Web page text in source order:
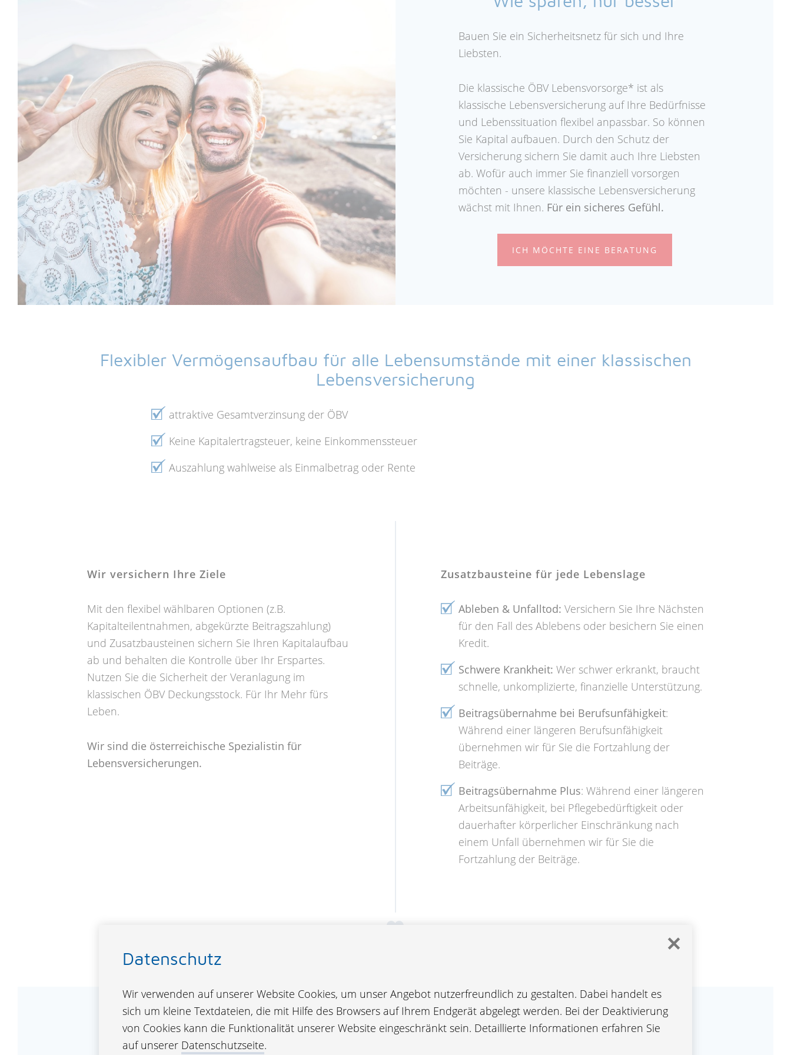
Bauen Sie ein Sicherheitsnetz für sich und Ihre
Liebsten.
Die klassische ÖBV Lebensvorsorge* ist als
klassische Lebensversicherung auf Ihre Bedürfnisse
und Lebenssituation flexibel anpassbar. So können
Sie Kapital aufbauen. Durch den Schutz der
Versicherung sichern Sie damit auch Ihre Liebsten
ab. Wofür auch immer Sie finanziell vorsorgen
möchten - unsere klassische Lebensversicherung
wächst mit Ihnen. Für ein sicheres Gefühl.
ICH MÖCHTE EINE BERATUNG
Flexibler Vermögensaufbau für alle Lebensumstände mit einer klassischen
Lebensversicherung
attraktive Gesamtverzinsung der ÖBV
Keine Kapitalertragsteuer, keine Einkommenssteuer
Auszahlung wahlweise als Einmalbetrag oder Rente
Wir versichern Ihre Ziele
Mit den flexibel wählbaren Optionen (z.B.
Kapitalteilentnahmen, abgekürzte Beitragszahlung)
und Zusatzbausteinen sichern Sie Ihren Kapitalaufbau
ab und behalten die Kontrolle über Ihr Erspartes.
Nutzen Sie die Sicherheit der Veranlagung im
klassischen ÖBV Deckungsstock. Für Ihr Mehr fürs
Leben.
Wir sind die österreichische Spezialistin für
Lebensversicherungen.
Zusatzbausteine für jede Lebenslage
Ableben & Unfalltod: Versichern Sie Ihre Nächsten
für den Fall des Ablebens oder besichern Sie einen
Kredit.
Schwere Krankheit: Wer schwer erkrankt, braucht
schnelle, unkomplizierte, finanzielle Unterstützung.
Beitragsübernahme bei Berufsunfähigkeit:
Während einer längeren Berufsunfähigkeit
übernehmen wir für Sie die Fortzahlung der
Beiträge.
Beitragsübernahme Plus: Während einer längeren
Arbeitsunfähigkeit, bei Pflegebedürftigkeit oder
dauerhafter körperlicher Einschränkung nach
einem Unfall übernehmen wir für Sie die
Fortzahlung der Beiträge.
✕
Datenschutz
Wir verwenden auf unserer Website Cookies, um unser Angebot nutzerfreundlich zu gestalten. Dabei handelt es
sich um kleine Textdateien, die mit Hilfe des Browsers auf Ihrem Endgerät abgelegt werden. Bei der Deaktivierung
von Cookies kann die Funktionalität unserer Website eingeschränkt sein. Detaillierte Informationen erfahren Sie
auf unserer Datenschutzseite.